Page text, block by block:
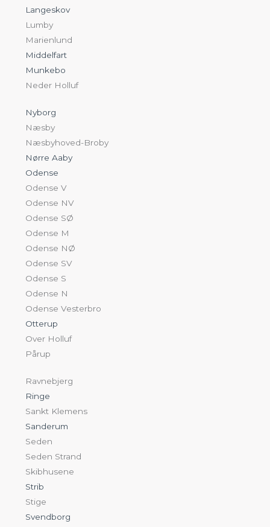
Langeskov
Lumby
Marienlund
Middelfart
Munkebo
Neder Holluf
Nyborg
Næsby
Næsbyhoved-Broby
Nørre Aaby
Odense
Odense V
Odense NV
Odense SØ
Odense M
Odense NØ
Odense SV
Odense S
Odense N
Odense Vesterbro
Otterup
Over Holluf
Pårup
Ravnebjerg
Ringe
Sankt Klemens
Sanderum
Seden
Seden Strand
Skibhusene
Strib
Stige
Svendborg